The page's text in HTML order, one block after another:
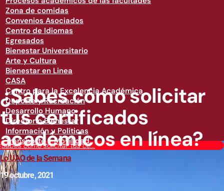
Zona de comidas
Convenios Asociados
Centro de Idiomas
Egresados
Bienestar Universitario
Arte y Cultura
Bienestar en Linea
CASA
Centro para la Excelencia Académica
Deporte y Recreación
Desarrollo Humano
Directorio Bienestar
Información y Políticas
Transporte y Movilidad
cómo solicitar tus ce...
¿Sabes cómo solicitar
tus certificados
académicos en línea?
Lo UAO de la Semana
19 octubre, 2021